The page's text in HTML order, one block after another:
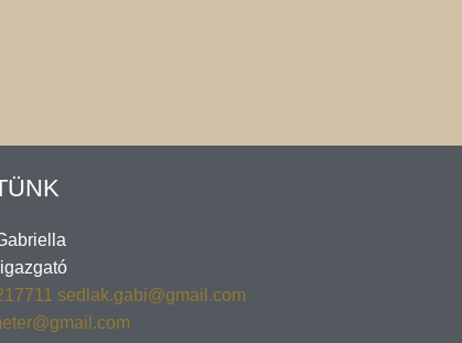
sedlak.gabi@gmail.com